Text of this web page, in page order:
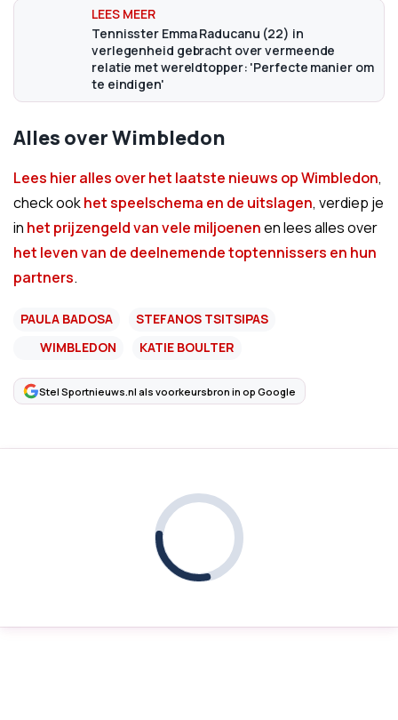
Tennisster Emma Raducanu (22) in
verlegenheid gebracht over vermeende
relatie met wereldtopper: 'Perfecte manier om
te eindigen'
Alles over Wimbledon
Lees hier alles over het laatste nieuws op Wimbledon,
check ookhet speelschema en de uitslagen, verdiep je
in het prijzengeld van vele miljoenenen lees alles over
het leven van de deelnemende toptennissers en hun
partners.
PAULA BADOSA
STEFANOS TSITSIPAS
WIMBLEDON
KATIE BOULTER
Stel Sportnieuws.nl als voorkeursbron in op Google